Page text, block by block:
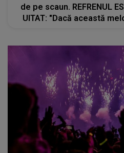
de pe scaun. REFRENUL
UITAT: "Dacă această